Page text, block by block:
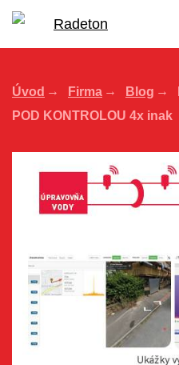
Úvod Firma Blog
POD KONTROLOU 4x inak